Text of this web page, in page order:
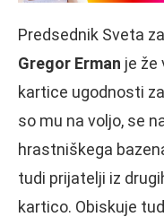
Predsednik Sveta
Gregor Erman je že
kartice ugodnosti
so mu na voljo, se
hrastniškega
tudi prijatelji iz
kartico. Obiskuje